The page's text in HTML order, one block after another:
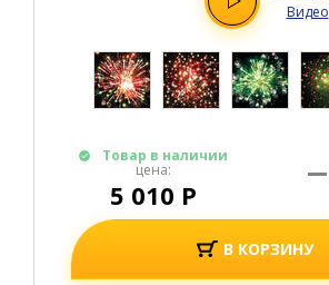
Видео
Товар в наличии
цена:
5 010 Р
В КОРЗИНУ